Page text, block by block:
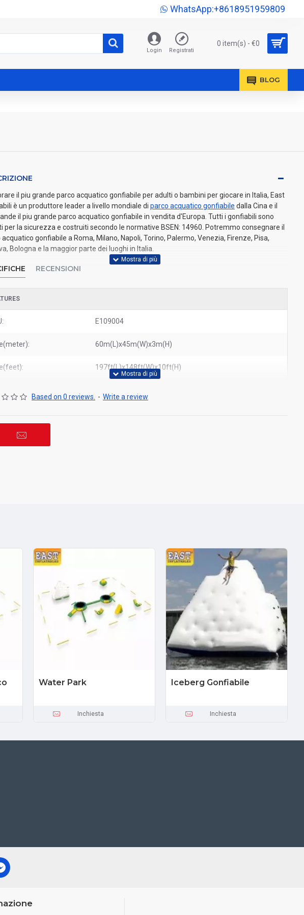
WhatsApp:+8618951959809
Login Registrati
0 item(s) - €0
BLOG
il piu grande parco acquatico gonfiabile per adulti o bambini per giocare in Italia, East
è un produttore leader a livello mondiale di parco acquatico gonfiabile dalla Cina e il
il piu grande parco acquatico gonfiabile in vendita d'Europa. Tutti i gonfiabili sono
per la sicurezza e costruiti secondo le normative BSEN: 14960. Potremmo consegnare il
acquatico gonfiabile a Roma, Milano, Napoli, Torino, Palermo, Venezia, Firenze, Pisa,
Bologna e la maggior parte dei luoghi in Italia.
RECENSIONI
E109004
60m(L)x45m(W)x3m(H)
197ft(L)x148ft(W)x10ft(H)
Based on 0 reviews. - Write a review
Water Park
Inchiesta
Iceberg Gonfiabile
Inchiesta